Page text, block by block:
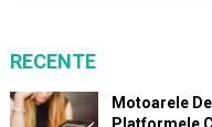
RECENTE
Motoarele